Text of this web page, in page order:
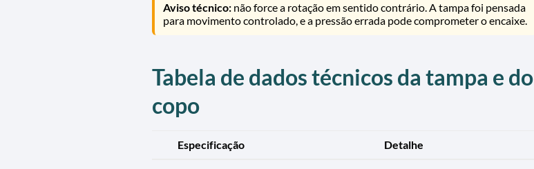
Aviso técnico:não force a rotação em sentido contrário. A tampa foi pensada
para movimento controlado, e a pressão errada pode comprometer o encaixe.
Tabela de dados técnicos da tampa e do
copo
Especificação Detalhe